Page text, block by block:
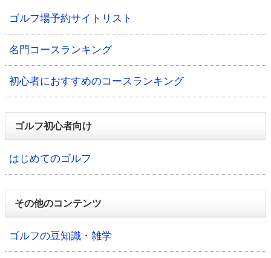
ゴルフ場予約サイトリスト
名門コースランキング
初心者におすすめのコースランキング
ゴルフ初心者向け
はじめてのゴルフ
その他のコンテンツ
ゴルフの豆知識・雑学